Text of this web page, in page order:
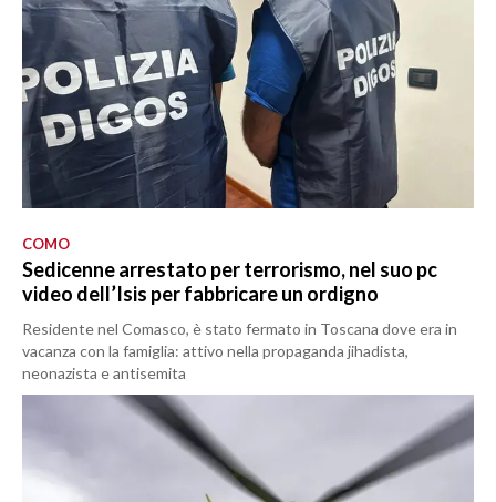
COMO
Sedicenne arrestato per terrorismo, nel suo pc
video dell’Isis per fabbricare un ordigno
Residente nel Comasco, è stato fermato in Toscana dove era in
vacanza con la famiglia: attivo nella propaganda jihadista,
neonazista e antisemita